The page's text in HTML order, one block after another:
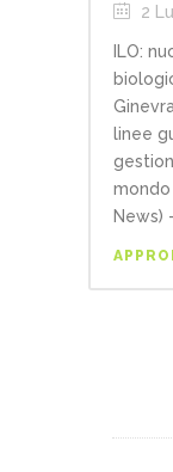
2
ILO:
linee
mondo
News) -